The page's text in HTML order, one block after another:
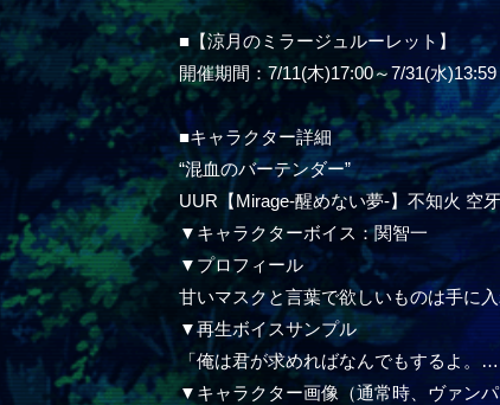
■【涼月のミラージュルーレット】
開催期間：7/11(木)17:00～7/31(水)13:59
■キャラクター詳細
“混血のバーテンダー”
UUR【Mirage-醒めない夢-】不知火 空
▼キャラクターボイス：関智一
▼プロフィール
甘いマスクと言葉で欲しいものは手に
▼再生ボイスサンプル
「俺は君が求めればなんでもするよ
▼キャラクター画像（通常時、ヴァンパ